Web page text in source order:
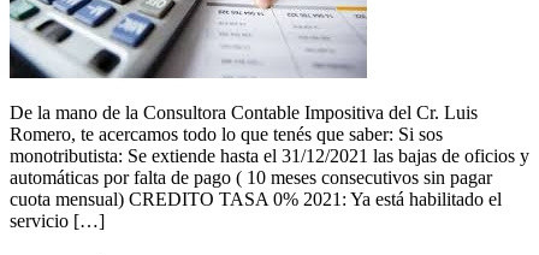
De la mano de la Consultora Contable Impositiva del Cr. Luis
Romero, te acercamos todo lo que tenés que saber: Si sos
monotributista: Se extiende hasta el 31/12/2021 las bajas de oficios y
automáticas por falta de pago ( 10 meses consecutivos sin pagar
cuota mensual) CREDITO TASA 0% 2021: Ya está habilitado el
servicio […]